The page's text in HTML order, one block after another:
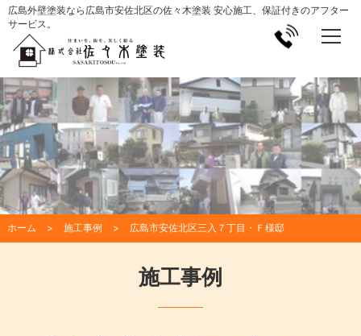
広島外壁塗装なら広島市安佐北区の佐々木塗装 安心施工、保証付きのアフター
サービス。
ホーム 施工事例 広島市安佐北区三入７丁目・Ｆ様邸
施工事例